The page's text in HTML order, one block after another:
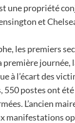
une propriété
et
les premiers
première
à l’écart des
550 postes ont
L’ancien
manifestations